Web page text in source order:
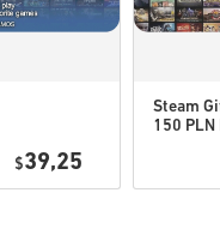
$39,25
Steam
150 PLN